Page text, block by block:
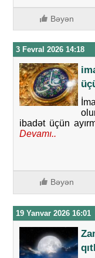
Bəyən
3 Fevral 2026 14:18
ibadət üçün
Devamı..
Bəyən
19 Yanvar 2026 16:01